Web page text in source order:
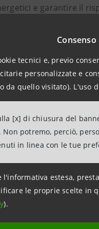
tecnici e, previo
personalizzate e
da quello visitato). L'uso
[x] di chiusura del
Non potremo, perciò,
in linea con le tue
l'informativa estesa,
le proprie scelte in
).
e garantire il
le
facciata meridionale è
con
di climatizzazione
del progetto al
ottenere una
degli edifici di
è stata
comportato un
è stata
tra i maggiori operatori